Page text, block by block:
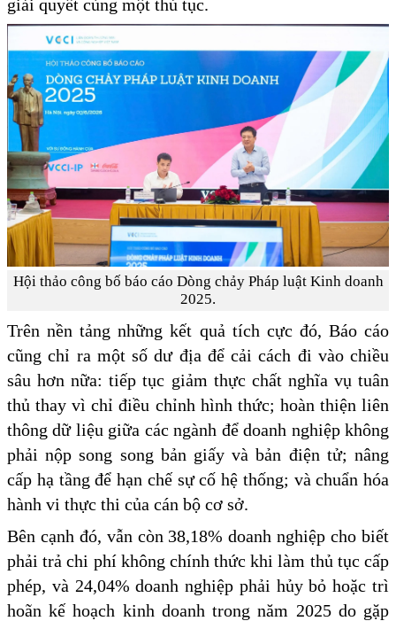
giải quyết cùng một thủ tục.
Hội thảo công bố báo cáo Dòng chảy Pháp luật Kinh doanh
2025.
Trên nền tảng những kết quả tích cực đó, Báo cáo
cũng chỉ ra một số dư địa để cải cách đi vào chiều
sâu hơn nữa: tiếp tục giảm thực chất nghĩa vụ tuân
thủ thay vì chỉ điều chỉnh hình thức; hoàn thiện liên
thông dữ liệu giữa các ngành để doanh nghiệp không
phải nộp song song bản giấy và bản điện tử; nâng
cấp hạ tầng để hạn chế sự cố hệ thống; và chuẩn hóa
hành vi thực thi của cán bộ cơ sở.
Bên cạnh đó, vẫn còn 38,18% doanh nghiệp cho biết
phải trả chi phí không chính thức khi làm thủ tục cấp
phép, và 24,04% doanh nghiệp phải hủy bỏ hoặc trì
hoãn kế hoạch kinh doanh trong năm 2025 do gặp